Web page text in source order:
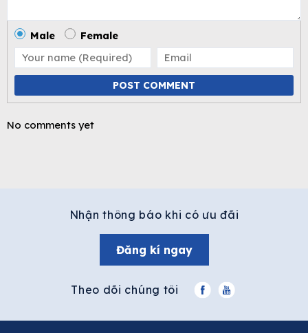
Male Female
POST COMMENT
No comments yet
Nhận thông báo khi có ưu đãi
Đăng kí ngay
Theo dõi chúng tôi